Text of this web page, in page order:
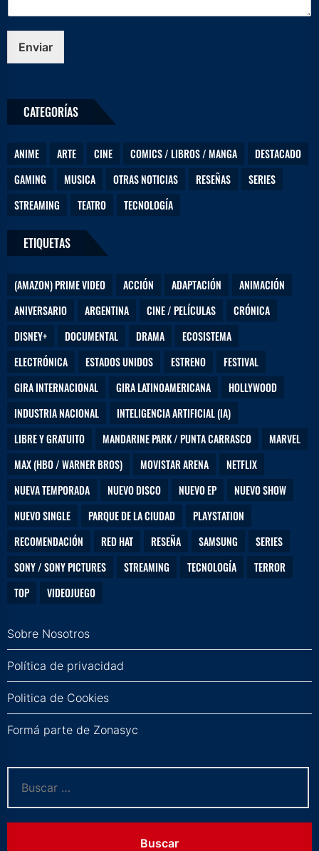
Enviar
CATEGORÍAS
ANIME ARTE CINE COMICS / LIBROS / MANGA
DESTACADO
GAMING
MUSICA OTRAS NOTICIAS RESEÑAS
SERIES
STREAMING
TEATRO TECNOLOGÍA
ETIQUETAS
(AMAZON) PRIME VIDEO ACCIÓN ADAPTACIÓN
ANIMACIÓN
ANIVERSARIO
ARGENTINA CINE / PELÍCULAS
CRÓNICA
DISNEY+
DOCUMENTAL DRAMA
ECOSISTEMA
ELECTRÓNICA
ESTADOS UNIDOS ESTRENO
FESTIVAL
GIRA INTERNACIONAL
GIRA LATINOAMERICANA
HOLLYWOOD
INDUSTRIA NACIONAL
INTELIGENCIA ARTIFICIAL (IA)
LIBRE Y GRATUITO
MANDARINE PARK / PUNTA CARRASCO
MARVEL
MAX (HBO / WARNER BROS)
MOVISTAR ARENA
NETFLIX
NUEVA TEMPORADA
NUEVO DISCO NUEVO EP
NUEVO SHOW
NUEVO SINGLE
PARQUE DE LA CIUDAD
PLAYSTATION
RECOMENDACIÓN
RED HAT RESEÑA SAMSUNG
SERIES
SONY / SONY PICTURES
STREAMING TECNOLOGÍA
TERROR
TOP
VIDEOJUEGO
Sobre Nosotros
Política de privacidad
Politica de Cookies
Formá parte de Zonasyc